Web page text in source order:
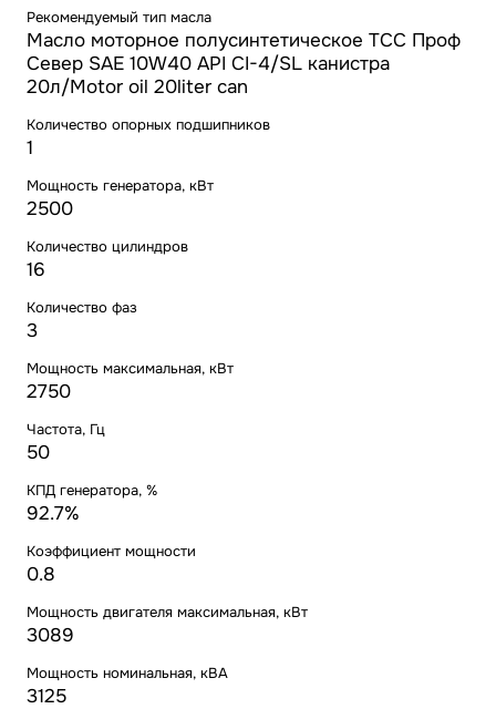
Рекомендуемый тип масла
Масло моторное полусинтетическое ТСС Проф
Север SAE 10W40 API CI-4/SL канистра
20л/Motor oil 20liter can
Количество опорных подшипников
1
Мощность генератора, кВт
2500
Количество цилиндров
16
Количество фаз
3
Мощность максимальная, кВт
2750
Частота, Гц
50
КПД генератора, %
92.7%
Коэффициент мощности
0.8
Мощность двигателя максимальная, кВт
3089
Мощность номинальная, кВА
3125